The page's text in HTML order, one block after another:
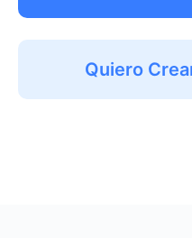
Quiero